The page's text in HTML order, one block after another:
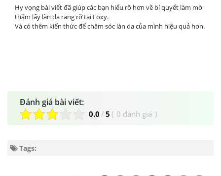
Hy vọng bài viết đã giúp các bạn hiểu rõ hơn về bí quyết làm mờ
thâm lấy làn da rạng rỡ tại Foxy.
Và có thêm kiến thức để chăm sóc làn da của mình hiệu quả hơn.
Đánh giá bài viết:
0.0 / 5 ( 0 đánh giá )
Tags: